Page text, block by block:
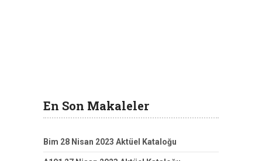
En Son Makaleler
Bim 28 Nisan 2023 Aktüel Kataloğu